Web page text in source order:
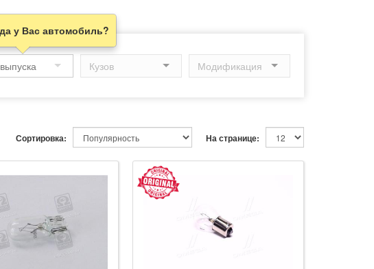
у Вас автомобиль?
На странице:
Сортировка: